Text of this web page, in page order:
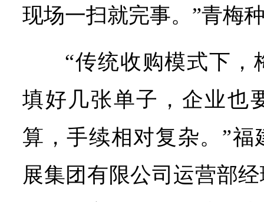
现场一扫就完事。”青梅
“传统收购模式下，
填好几张单子，企业也
算，手续相对复杂。”
展集团有限公司运营部